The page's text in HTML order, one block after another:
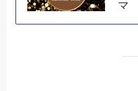
マ